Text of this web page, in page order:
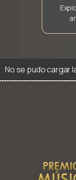
No se pudo cargar